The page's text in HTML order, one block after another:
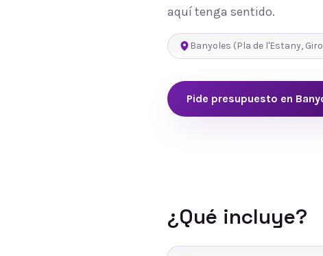
aquí tenga sentido.
Banyoles (Pla de l'Estany,
Pide presupuesto en
¿Qué incluye?